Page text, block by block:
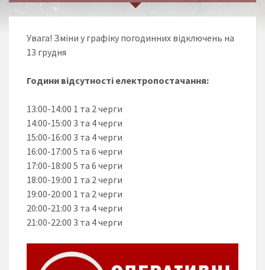
Увага! Зміни у графіку погодинних відключень на
13 грудня
Години відсутності електропостачання:
13:00-14:00 1 та 2 черги
14:00-15:00 3 та 4 черги
15:00-16:00 3 та 4 черги
16:00-17:00 5 та 6 черги
17:00-18:00 5 та 6 черги
18:00-19:00 1 та 2 черги
19:00-20:00 1 та 2 черги
20:00-21:00 3 та 4 черги
21:00-22:00 3 та 4 черги